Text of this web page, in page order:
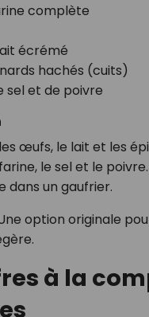
complète
écrémé
hachés (cuits)
sel et de poivre
œufs, le lait et les
le sel et le poivre.
dans un gaufrier.
option originale
à la